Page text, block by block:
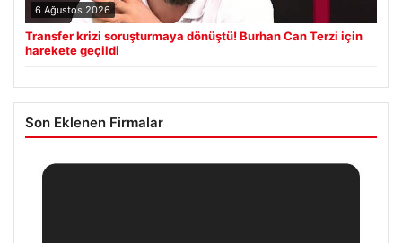
6 Ağustos 2026
Transfer krizi soruşturmaya dönüştü! Burhan Can Terzi için
harekete geçildi
Son Eklenen Firmalar